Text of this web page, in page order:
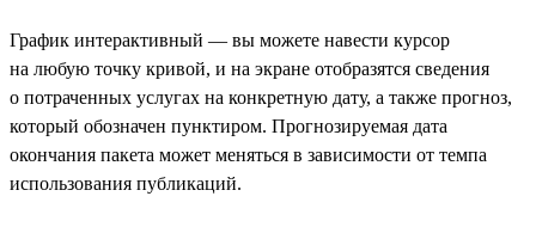
График интерактивный — вы можете навести курсор
на любую точку кривой, и на экране отобразятся сведения
о потраченных услугах на конкретную дату, а также прогноз,
который обозначен пунктиром. Прогнозируемая дата
окончания пакета может меняться в зависимости от темпа
использования публикаций.